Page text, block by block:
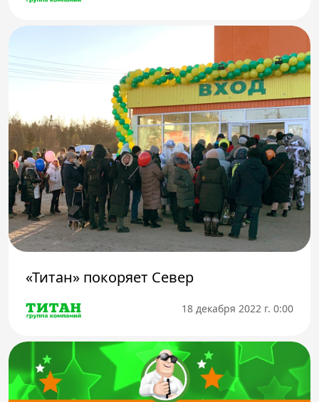
«Титан» покоряет Север
18 декабря 2022 г. 0:00